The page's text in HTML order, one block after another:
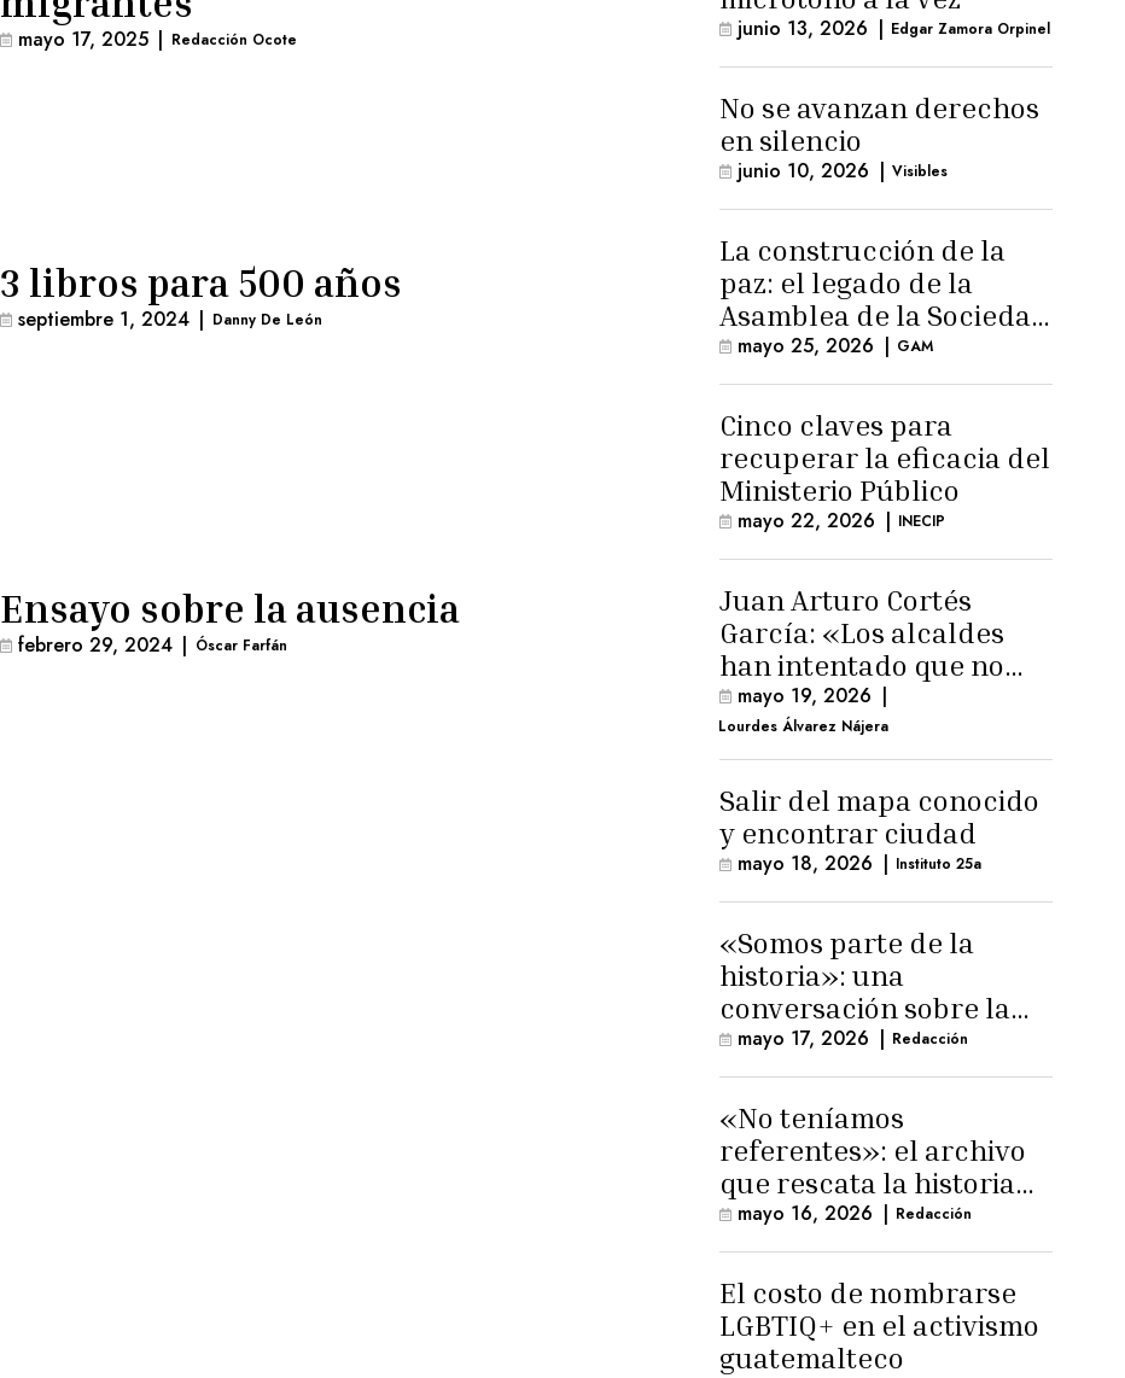
mayo 17, 2025 | Redacción Ocote
3 libros para 500 años
septiembre 1, 2024 | Danny De León
Ensayo sobre la ausencia
febrero 29, 2024 | Óscar Farfán
junio 13, 2026 | Edgar Zamora Orpinel
No se avanzan derechos
en silencio
junio 10, 2026 | Visibles
La construcción de la
paz: el legado de la
Asamblea de la Sociedad
Civil
mayo 25, 2026 | GAM
Cinco claves para
recuperar la eficacia del
Ministerio Público
mayo 22, 2026 | INECIP
Juan Arturo Cortés
García: «Los alcaldes
han intentado que no
exista el terreno
comunal»
mayo 19, 2026 |
Lourdes Álvarez Nájera
Salir del mapa conocido
y encontrar ciudad
mayo 18, 2026 | Instituto 25a
«Somos parte de la
historia»: una
conversación sobre la
memoria trans
masculina
mayo 17, 2026 | Redacción
«No teníamos
referentes»: el archivo
que rescata la historia
trans masculina en
Latinoamérica
mayo 16, 2026 | Redacción
El costo de nombrarse
LGBTIQ+ en el activismo
guatemalteco